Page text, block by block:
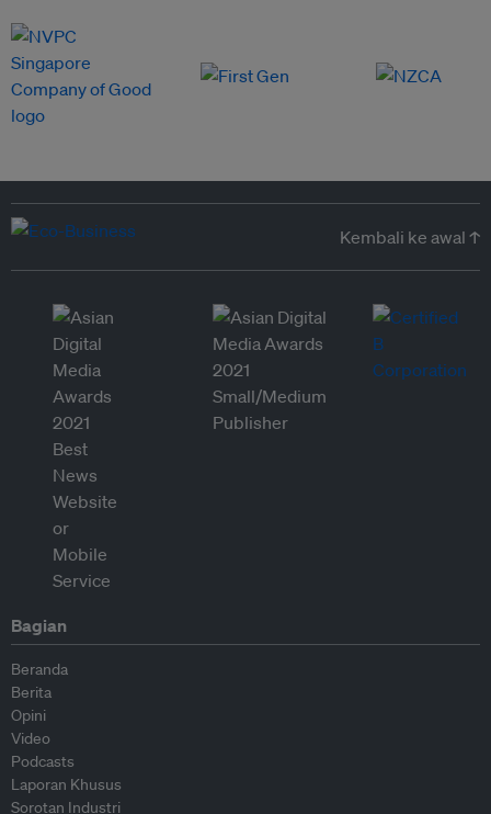
Kembali ke awal ↑
Bagian
Beranda
Berita
Opini
Video
Podcasts
Laporan Khusus
Sorotan Industri